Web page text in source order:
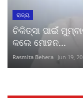
ରାଜ୍ୟ
ଚିକିତ୍ସା ପାଇଁ
କଲେ ମୋହନ...
Rasmita Behera Jun 19,